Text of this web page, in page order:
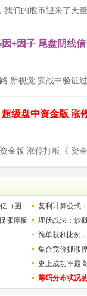
+因子 尾盘阴线
（图
复利计算公式
少？
涨停板
埋伏战法：炒
简单获利比例
用
集合竞价抓涨
史上成功率最
称选股法宝！
筹码分布状况